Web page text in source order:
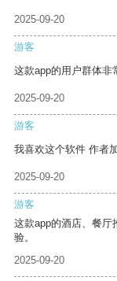
2025-09-20
游客
这款app的用户群体非
2025-09-20
游客
我喜欢这个软件 作者
2025-09-20
游客
这款app的酒店、餐厅
验。
2025-09-20